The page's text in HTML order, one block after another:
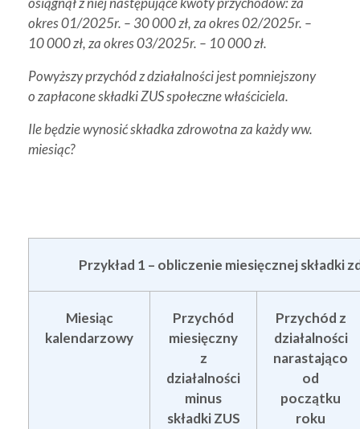
okres 01/2025r. – 30 000 zł, za okres 02/2025r. –
10 000 zł, za okres 03/2025r. – 10 000 zł.
Powyższy przychód z działalności jest pomniejszony
o zapłacone składki ZUS społeczne właściciela.
Ile będzie wynosić składka zdrowotna za każdy ww.
miesiąc?
Przykład 1 – obliczenie miesięcznej składki
Miesiąc
kalendarzowy
Przychód
miesięczny
z
działalności
minus
składki ZUS
Przychód z
działalności
narastająco
od
początku
roku